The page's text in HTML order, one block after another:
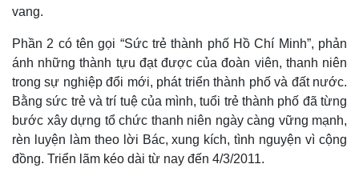
vang.
Phần 2 có tên gọi “Sức trẻ thành phố Hồ Chí Minh”, phản
ánh những thành tựu đạt được của đoàn viên, thanh niên
trong sự nghiệp đổi mới, phát triển thành phố và đất nước.
Bằng sức trẻ và trí tuệ của mình, tuổi trẻ thành phố đã từng
bước xây dựng tổ chức thanh niên ngày càng vững mạnh,
rèn luyện làm theo lời Bác, xung kích, tình nguyện vì cộng
đồng. Triển lãm kéo dài từ nay đến 4/3/2011.